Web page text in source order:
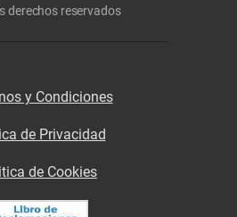
derechos reservados
y Condiciones
de Privacidad
de Cookies